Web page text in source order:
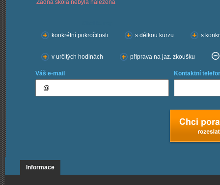
Žádná škola nebyla nalezena
konkrétní pokročilosti
s délkou kurzu s
v určitých hodinách příprava na jaz. zkoušku
Váš e-mail Kontaktní
Informace